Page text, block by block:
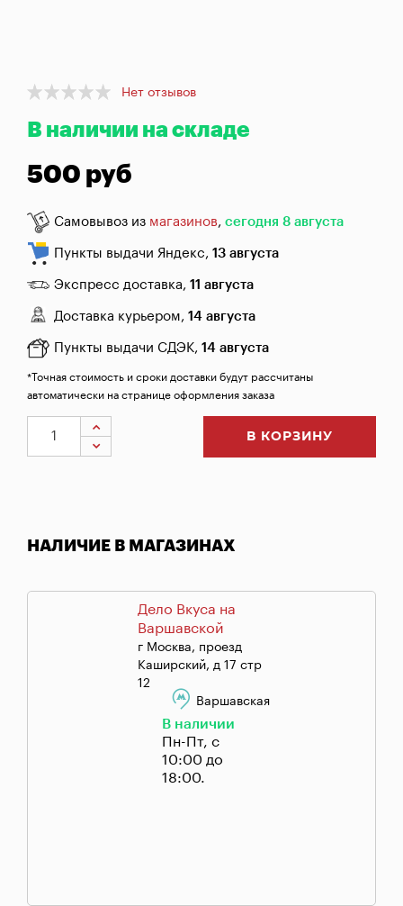
графины
Домашнее
консервирование
Коптильни
Адреса
магазинов
Отследить
Заказать
звонок
Item
of
Нет отзывов
В наличии на складе
500 руб
Самовывоз из магазинов, сегодня 8 августа
Пункты выдачи Яндекс, 13 августа
Экспресс доставка, 11 августа
Доставка курьером, 14 августа
Пункты выдачи СДЭК, 14 августа
*Точная стоимость и сроки доставки будут рассчитаны
автоматически на странице оформления заказа
В КОРЗИНУ
НАЛИЧИЕ В МАГАЗИНАХ
Дело Вкуса на
Варшавской
г Москва, проезд
Каширский, д 17 стр
12
Варшавская
В наличии
Пн-Пт, с
10:00 до
18:00.